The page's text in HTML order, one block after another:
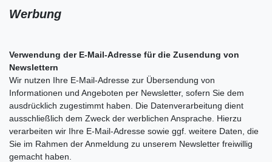
Werbung
Verwendung der E-Mail-Adresse für die Zusendung von
Newslettern
Wir nutzen Ihre E-Mail-Adresse zur Übersendung von
Informationen und Angeboten per Newsletter, sofern Sie dem
ausdrücklich zugestimmt haben. Die Datenverarbeitung dient
ausschließlich dem Zweck der werblichen Ansprache. Hierzu
verarbeiten wir Ihre E-Mail-Adresse sowie ggf. weitere Daten, die
Sie im Rahmen der Anmeldung zu unserem Newsletter freiwillig
gemacht haben.